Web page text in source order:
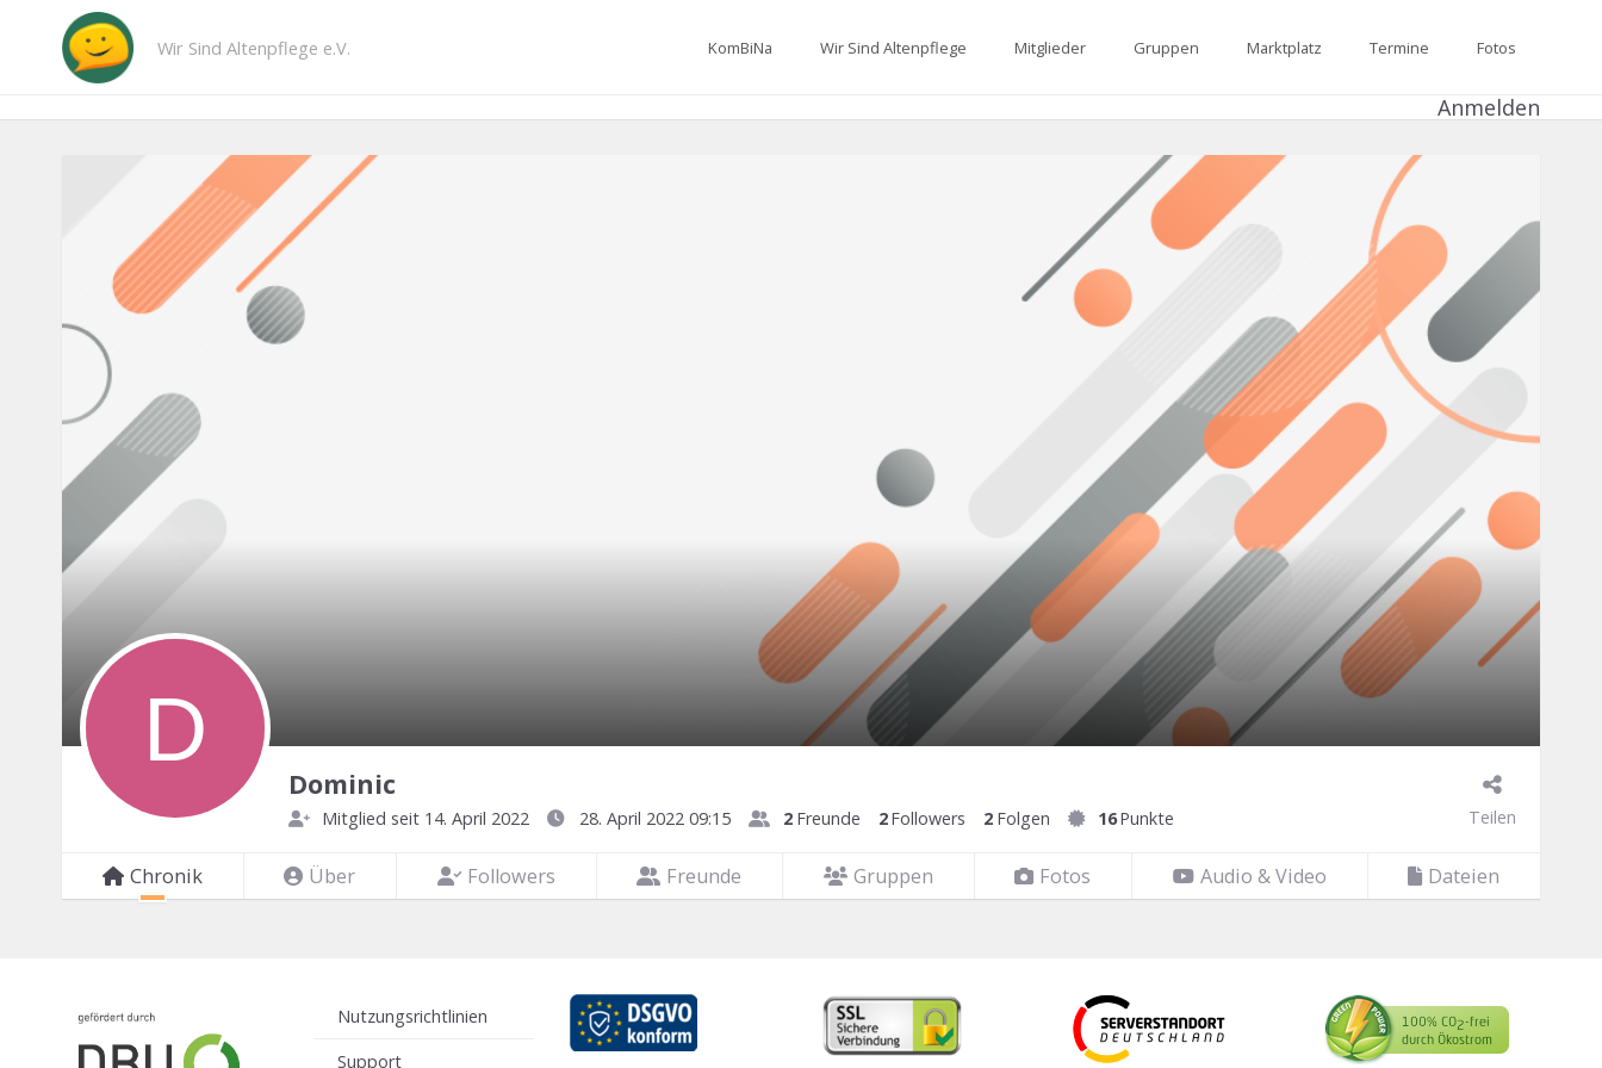
Wir Sind Altenpflege e.V. KomBiNa Wir Sind Altenpflege Mitglieder Gruppen Marktplatz Termine Fotos
Anmelden
Dominic
Mitglied seit 14. April 2022 28. April 2022 09:15 2 Freunde 2Followers 2 Folgen 16Punkte Teilen
Chronik Über Followers Freunde Gruppen Fotos Audio & Video Dateien
Nutzungsrichtlinien
Support